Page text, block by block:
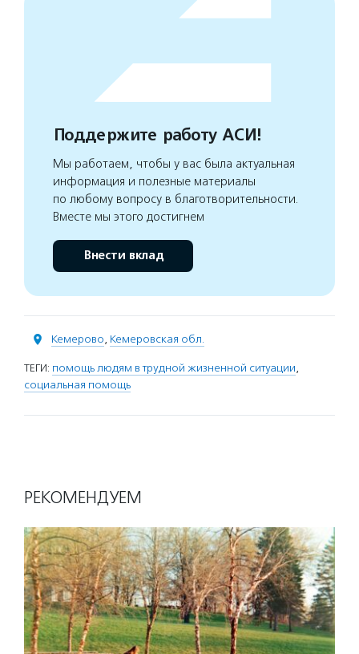
Поддержите работу АСИ!
Мы работаем, чтобы у вас была актуальная
информация и полезные материалы
по любому вопросу в благотворительности.
Вместе мы этого достигнем
Внести вклад
Кемерово, Кемеровская обл.
ТЕГИ: помощь людям в трудной жизненной ситуации,
социальная помощь
РЕКОМЕНДУЕМ